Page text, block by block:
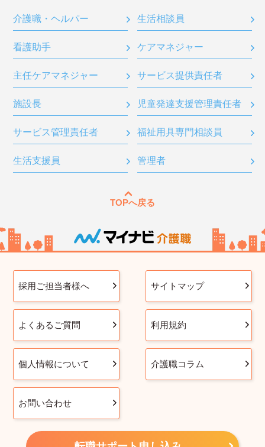
介護職・ヘルパー 生活相談員
看護助手 ケアマネジャー
主任ケアマネジャー サービス提供責任者
施設長 児童発達支援管理責任者
サービス管理責任者 福祉用具専門相談員
生活支援員 管理者
TOPへ戻る
採用ご担当者様へ サイトマップ
よくあるご質問 利用規約
個人情報について 介護職コラム
お問い合わせ